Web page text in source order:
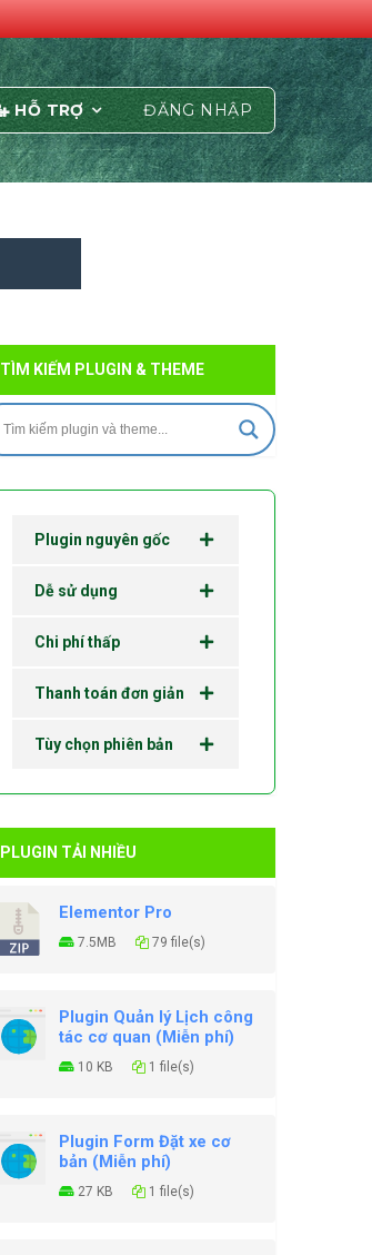
HỖ TRỢ ĐĂNG NHẬP
TÌM KIẾM PLUGIN & THEME
Plugin nguyên gốc
Dễ sử dụng
Chi phí thấp
Thanh toán đơn giản
Tùy chọn phiên bản
PLUGIN TẢI NHIỀU
Elementor Pro
7.5MB 79 file(s)
Plugin Quản lý Lịch công
tác cơ quan (Miễn phí)
10 KB 1 file(s)
Plugin Form Đặt xe cơ
bản (Miễn phí)
27 KB 1 file(s)